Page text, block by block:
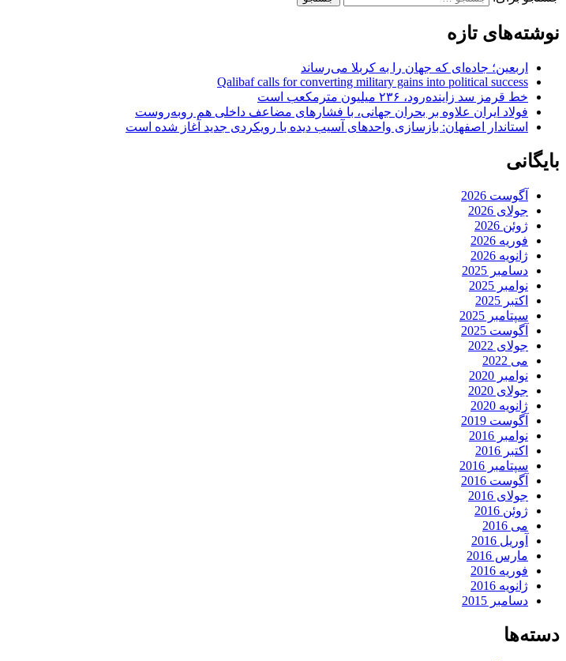
نوشته‌های تازه
اربعین؛ جاده‌ای که جهان را به کربلا می‌رساند
Qalibaf calls for converting military gains into political success
خط قرمز سد زاینده‌رود، ۲۳۶ میلیون مترمکعب است
فولاد ایران علاوه بر بحران جهانی، با فشارهای مضاعف داخلی هم روبه‌روست
استاندار اصفهان: بازسازی واحدهای آسیب دیده با رویکردی جدید آغاز شده است
بایگانی
آگوست 2026
جولای 2026
ژوئن 2026
فوریه 2026
ژانویه 2026
دسامبر 2025
نوامبر 2025
اکتبر 2025
سپتامبر 2025
آگوست 2025
جولای 2022
می 2022
نوامبر 2020
جولای 2020
ژانویه 2020
آگوست 2019
نوامبر 2016
اکتبر 2016
سپتامبر 2016
آگوست 2016
جولای 2016
ژوئن 2016
می 2016
آوریل 2016
مارس 2016
فوریه 2016
ژانویه 2016
دسامبر 2015
دسته‌ها